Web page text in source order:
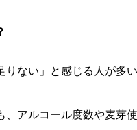
りない」と感じる人が多
、アルコール度数や麦芽